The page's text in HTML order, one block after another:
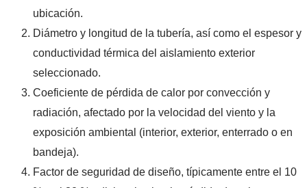
ubicación.
Diámetro y longitud de la tubería, así como el espesor y
conductividad térmica del aislamiento exterior
seleccionado.
Coeficiente de pérdida de calor por convección y
radiación, afectado por la velocidad del viento y la
exposición ambiental (interior, exterior, enterrado o en
bandeja).
Factor de seguridad de diseño, típicamente entre el 10